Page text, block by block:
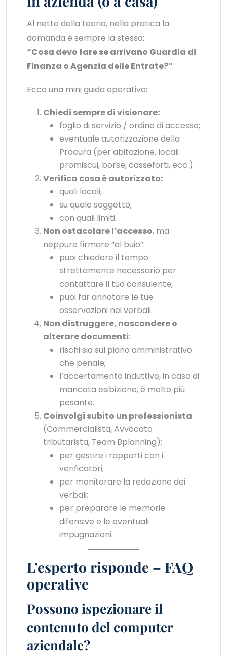
Al netto della teoria, nella pratica la
domanda è sempre la stessa:
“Cosa devo fare se arrivano Guardia di
Finanza o Agenzia delle Entrate?”
Ecco una mini guida operativa:
Chiedi sempre di visionare:
foglio di servizio / ordine di accesso;
eventuale autorizzazione della
Procura (per abitazione, locali
promiscui, borse, casseforti, ecc.).
Verifica cosa è autorizzato:
quali locali;
su quale soggetto;
con quali limiti.
Non ostacolare l’accesso, ma
neppure firmare “al buio”:
puoi chiedere il tempo
strettamente necessario per
contattare il tuo consulente;
puoi far annotare le tue
osservazioni nei verbali.
Non distruggere, nascondere o
alterare documenti:
rischi sia sul piano amministrativo
che penale;
l’accertamento induttivo, in caso di
mancata esibizione, è molto più
pesante.
Coinvolgi subito un professionista
(Commercialista, Avvocato
tributarista, Team Bplanning):
per gestire i rapporti con i
verificatori;
per monitorare la redazione dei
verbali;
per preparare le memorie
difensive e le eventuali
impugnazioni.
L’esperto risponde – FAQ
operative
Possono ispezionare il
contenuto del computer
aziendale?